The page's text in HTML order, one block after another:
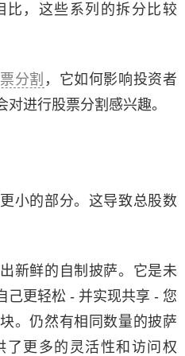
比，这些系列的拆分比较
分割 ，它如何影响投资者
进行股票分割感兴趣。
小的部分。这导致总股数
新鲜的自制披萨。它是未
己更轻松 - 并实现共享 - 您
。仍然有相同数量的披萨
了更多的灵活性和访问权